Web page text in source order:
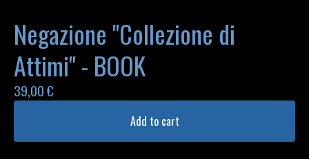
Negazione "Collezione di
Attimi" - BOOK
39,00€
Add to cart